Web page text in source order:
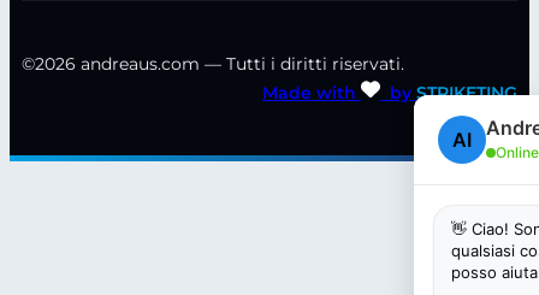
©2026 andreaus.com — Tutti i diritti riservati.
Made with
by STRIKETING